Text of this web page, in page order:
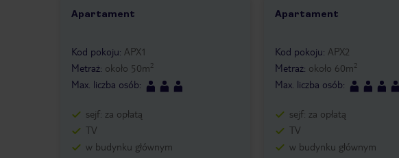
Apartament
1 /8
Kod pokoju: APX1
Metraż: około 50m2
Max. liczba osób:
sejf: za opłatą
TV
w budynku głównym
Apartament
1 /5
Kod pokoju: APX2
Metraż: około 60m2
Max. liczba osób:
sejf: za opłatą
TV
w budynku głównym